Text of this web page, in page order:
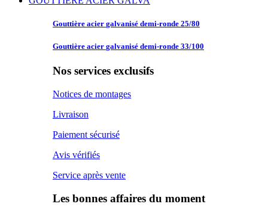
Gouttière acier galvanisé demi-ronde 25/80
Gouttière acier galvanisé demi-ronde 33/100
Nos services exclusifs
Notices de montages
Livraison
Paiement sécurisé
Avis vérifiés
Service après vente
Les bonnes affaires du moment